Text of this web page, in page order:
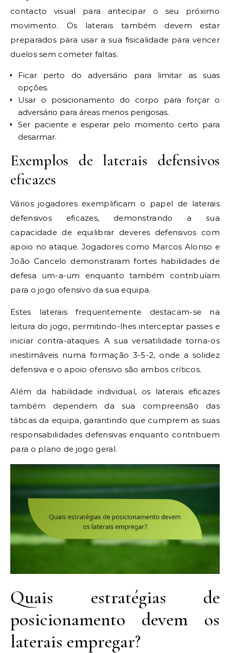
contacto visual para antecipar o seu próximo
movimento. Os laterais também devem estar
preparados para usar a sua fisicalidade para vencer
duelos sem cometer faltas.
Ficar perto do adversário para limitar as suas
opções.
Usar o posicionamento do corpo para forçar o
adversário para áreas menos perigosas.
Ser paciente e esperar pelo momento certo para
desarmar.
Exemplos de laterais defensivos
eficazes
Vários jogadores exemplificam o papel de laterais
defensivos eficazes, demonstrando a sua
capacidade de equilibrar deveres defensivos com
apoio no ataque. Jogadores como Marcos Alonso e
João Cancelo demonstraram fortes habilidades de
defesa um-a-um enquanto também contribuíam
para o jogo ofensivo da sua equipa.
Estes laterais frequentemente destacam-se na
leitura do jogo, permitindo-lhes interceptar passes e
iniciar contra-ataques. A sua versatilidade torna-os
inestimáveis numa formação 3-5-2, onde a solidez
defensiva e o apoio ofensivo são ambos críticos.
Além da habilidade individual, os laterais eficazes
também dependem da sua compreensão das
táticas da equipa, garantindo que cumprem as suas
responsabilidades defensivas enquanto contribuem
para o plano de jogo geral.
Quais estratégias de
posicionamento devem os
laterais empregar?